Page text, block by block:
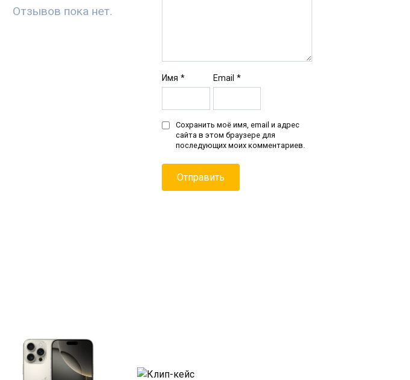
Отзывов пока нет.
Имя* Email *
Сохранить моё имя, email и адрес
сайта в этом браузере для
последующих моих комментариев.